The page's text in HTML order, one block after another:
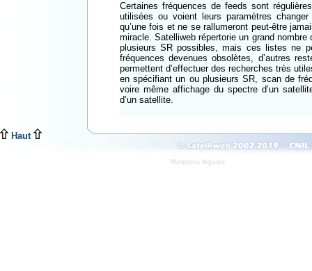
Certaines fréquences de feeds sont
utilisées ou voient leurs paramètres
qu’une fois et ne se rallumeront peut-être
miracle. Satelliweb répertorie un grand
plusieurs SR possibles, mais ces listes ne
fréquences devenues obsolètes, d’autres
permettent d’effectuer des recherches très
en spécifiant un ou plusieurs SR, scan de
voire même affichage du spectre d’un
d’un satellite.
Haut
Mentions légales